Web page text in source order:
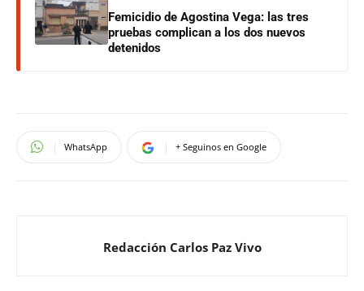
Femicidio de Agostina Vega: las tres
pruebas complican a los dos nuevos
detenidos
WhatsApp + Seguinos en Google
Redacción Carlos Paz Vivo